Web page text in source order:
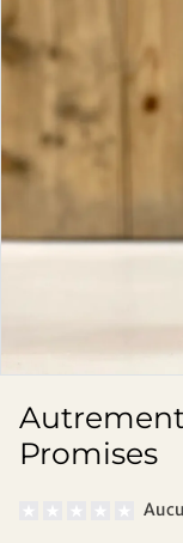
Promises